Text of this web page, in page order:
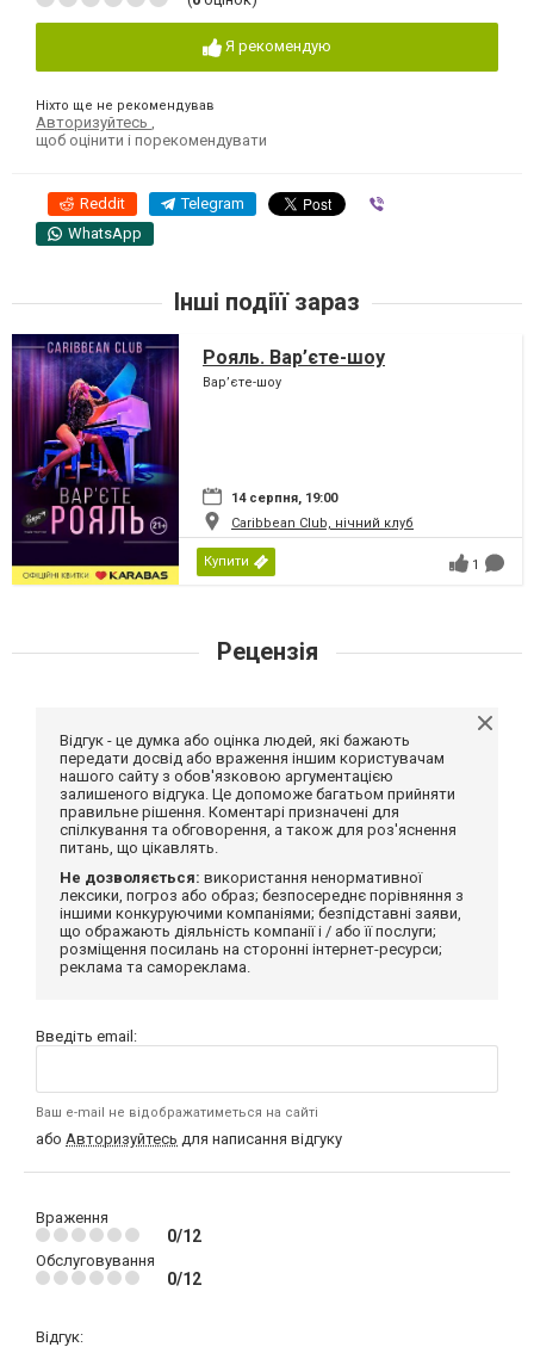
Я рекомендую
Ніхто ще не рекомендував
Авторизуйтесь
щоб оцінити і порекомендувати
Reddit Telegram
WhatsApp
Інші подіїї зараз
Рояль. Вар’єте-шоу
Вар’єте-шоу
14 серпня, 19:00
Caribbean Club, нічний клуб
Купити 1
Рецензія
Відгук - це думка або оцінка людей, які бажають
передати досвід або враження іншим користувачам
нашого сайту з обов'язковою аргументацією
залишеного відгука. Це допоможе багатьом прийняти
правильне рішення. Коментарі призначені для
спілкування та обговорення, а також для роз'яснення
питань, що цікавлять.
Не дозволяється: використання ненормативної
лексики, погроз або образ; безпосереднє порівняння з
іншими конкуруючими компаніями; безпідставні заяви,
що ображають діяльність компанії і / або її послуги;
розміщення посилань на сторонні інтернет-ресурси;
реклама та самореклама.
Введіть email:
Ваш e-mail не відображатиметься на сайті
або Авторизуйтесь для написання відгуку
Враження
0/12
Обслуговування
0/12
Відгук: